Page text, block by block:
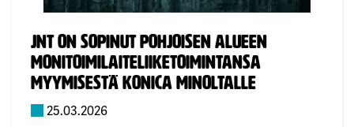
JNT on sopinut Pohjoisen alueen
monitoimilaiteliiketoimintansa
myymisestä Konica Minoltalle
Julkaistu:
25.03.2026